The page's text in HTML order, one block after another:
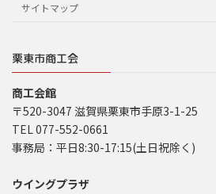
サイトマップ
栗東市商工会
商工会館
〒520-3047 滋賀県栗東市手原3-1-25
TEL 077-552-0661
事務局：平日8:30-17:15(土日祝除く)
ウイングプラザ